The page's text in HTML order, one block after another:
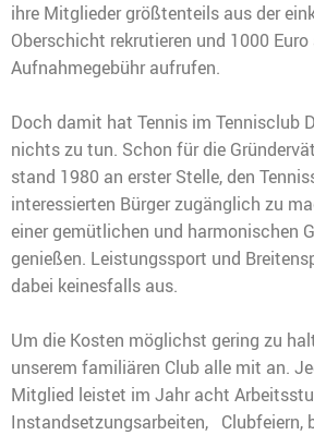
ihre Mitglieder größtenteils aus der
Oberschicht rekrutieren und 1000
Aufnahmegebühr aufrufen.
Doch damit hat Tennis im Tennisclub
nichts zu tun. Schon für die
stand 1980 an erster Stelle, den
interessierten Bürger zugänglich zu
einer gemütlichen und harmonischen
genießen. Leistungssport und
dabei keinesfalls aus.
Um die Kosten möglichst gering zu
unserem familiären Club alle mit an.
Mitglied leistet im Jahr acht
Instandsetzungsarbeiten, Clubfeiern,